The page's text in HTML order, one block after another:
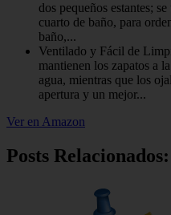
dos pequeños estantes;
cuarto de baño, para
baño,...
Ventilado y Fácil de
mantienen los zapatos a
agua, mientras que los
apertura y un mejor...
Ver en Amazon
Posts Relacionados: